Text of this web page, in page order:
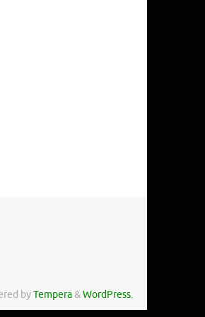
byTempera&WordPress.